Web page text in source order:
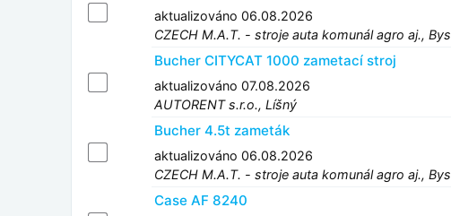
aktualizováno 06.08.2026
CZECH M.A.T. - stroje auta komunál agro aj.,
Bucher CITYCAT 1000 zametací stroj
aktualizováno 07.08.2026
AUTORENT s.r.o., Líšný
Bucher 4.5t zameták
aktualizováno 06.08.2026
CZECH M.A.T. - stroje auta komunál agro aj.,
Case AF 8240